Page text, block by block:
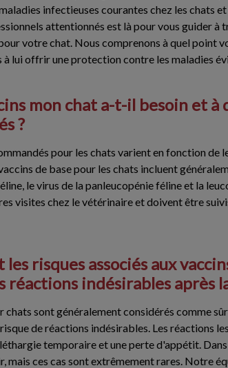
infectieuses courantes chez les chats
attentionnés est là pour vous guider à
votre chat. Nous comprenons à quel point
à lui offrir une protection contre les maladies
mon chat a-t-il besoin et
?
pour les chats varient en fonction de
de base pour les chats incluent
le virus de la panleucopénie féline et la
visites chez le vétérinaire et doivent être
les risques associés aux
réactions indésirables après
chats sont généralement considérés comme
de réactions indésirables. Les réactions
temporaire et une perte d'appétit.
mais ces cas sont extrêmement rares. Notre